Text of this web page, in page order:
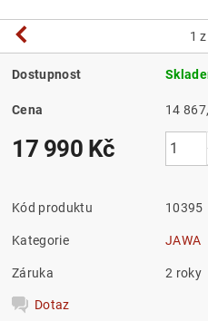
1
Dostupnost
Cena
17 990 Kč
Kód produktu 10395
Kategorie JAWA
Záruka 2 roky
Dotaz